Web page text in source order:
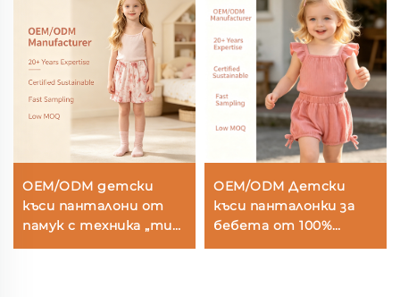
OEM/ODM детски
къси панталони от
памук с техника „тие
дай“ | Производител
OEM/ODM Детски
къси панталонки за
бебета от 100%
памук, двуслойни,